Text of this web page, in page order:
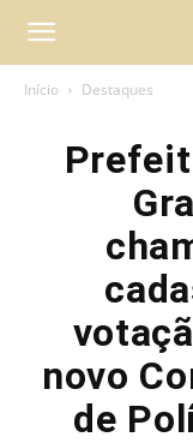
Início Destaques
novo
de